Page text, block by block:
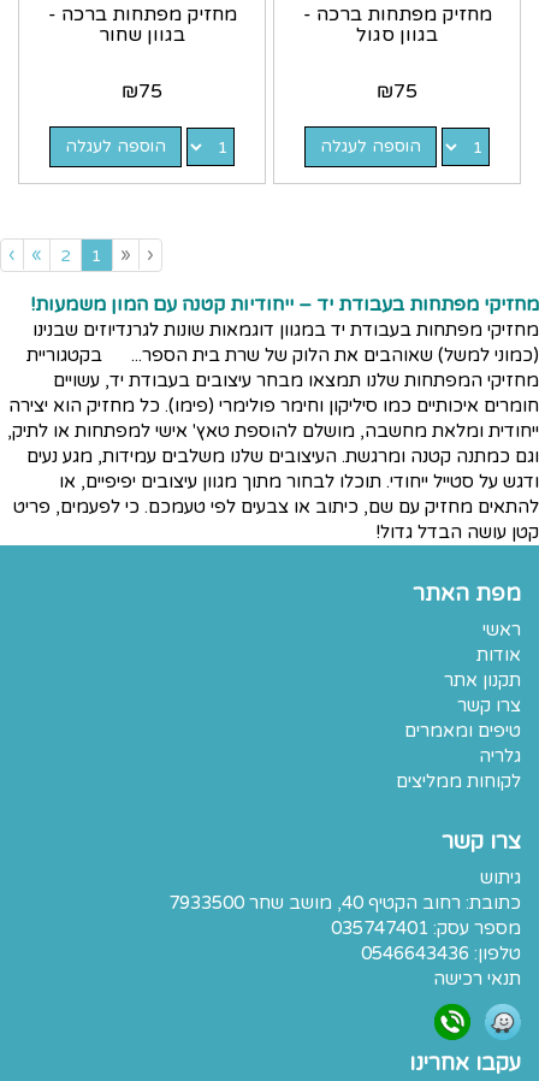
מחזיק מפתחות ברכה -
בגוון סגול
₪75
הוספה לעגלה
מחזיק מפתחות ברכה -
בגוון שחור
₪75
הוספה לעגלה
‹
«
1
2
»
›
מחזיקי מפתחות בעבודת יד – ייחודיות קטנה עם המון משמעות!
מחזיקי מפתחות בעבודת יד במגוון דוגמאות שונות לגרנדיוזים שבנינו
(כמוני למשל) שאוהבים את הלוק של שרת בית הספר... בקטגוריית
מחזיקי המפתחות שלנו תמצאו מבחר עיצובים בעבודת יד, עשויים
חומרים איכותיים כמו סיליקון וחימר פולימרי (פימו). כל מחזיק הוא יצירה
ייחודית ומלאת מחשבה, מושלם להוספת טאץ' אישי למפתחות או לתיק,
וגם כמתנה קטנה ומרגשת. העיצובים שלנו משלבים עמידות, מגע נעים
ודגש על סטייל ייחודי. תוכלו לבחור מתוך מגוון עיצובים יפיפיים, או
להתאים מחזיק עם שם, כיתוב או צבעים לפי טעמכם. כי לפעמים, פריט
קטן עושה הבדל גדול!
מפת האתר
ראשי
אודות
תקנון אתר
צרו קשר
טיפים ומאמרים
גלריה
לקוחות ממליצים
צרו קשר
גיתוש
כתובת: רחוב הקטיף 40, מושב שחר 7933500
מספר עסק: 035747401
טלפון: 0546643436
תנאי רכישה
עקבו אחרינו